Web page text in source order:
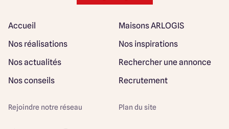
Accueil
Maisons ARLOGIS
Nos réalisations
Nos inspirations
Nos actualités
Rechercher une annonce
Nos conseils
Recrutement
Rejoindre notre réseau Plan du site